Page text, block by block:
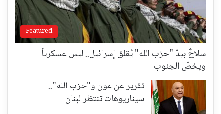
Featured
سلاحٌ بيدّ "حزب الله" يُقلق إسرائيل.. ليس عسكرياً
ويخصّ الجنوب
تقرير عن عون و"حزب الله"..
سيناريوهات تنتظر لبنان